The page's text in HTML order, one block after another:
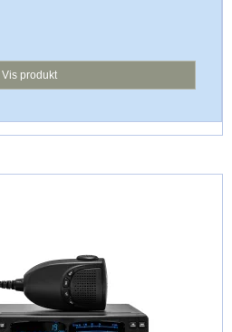
Vis produkt